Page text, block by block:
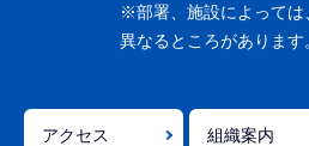
で
※部署、施設によっては
異なるところがあります
アクセス 組織案内